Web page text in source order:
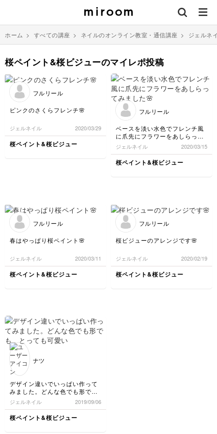
ホーム > すべての講座 > ネイルのオンライン教室・通信講座 > ジェルネ
桜ペイント&桜ビジューのマイレポ投稿
フルリール
ピンクのさくらフレンチ🌸
ジェルネイル 2020/03/29
桜ペイント&桜ビジュー
フルリール
ベースを淡い水色でフレンチ風
に爪先にフラワーをあしらって
みました🌸
ジェルネイル 2020/03/15
桜ペイント&桜ビジュー
フルリール
春はやっぱり桜ペイント🌸
ジェルネイル 2020/03/11
桜ペイント&桜ビジュー
フルリール
桜ビジューのアレンジです🌸
ジェルネイル 2020/02/19
桜ペイント&桜ビジュー
ナツ
デザイン違いでいっぱい作って
みました。どんな色でも形で
も、とっても可愛いです！
ジェルネイル 2019/09/06
桜ペイント&桜ビジュー